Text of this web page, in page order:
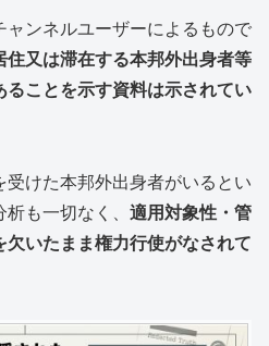
ンネルユーザーによるもので
又は滞在する本邦外出身者等
ことを示す資料は示されてい
けた本邦外出身者がいるとい
も一切なく、 適用対象性・管
いたまま権力行使がなされて